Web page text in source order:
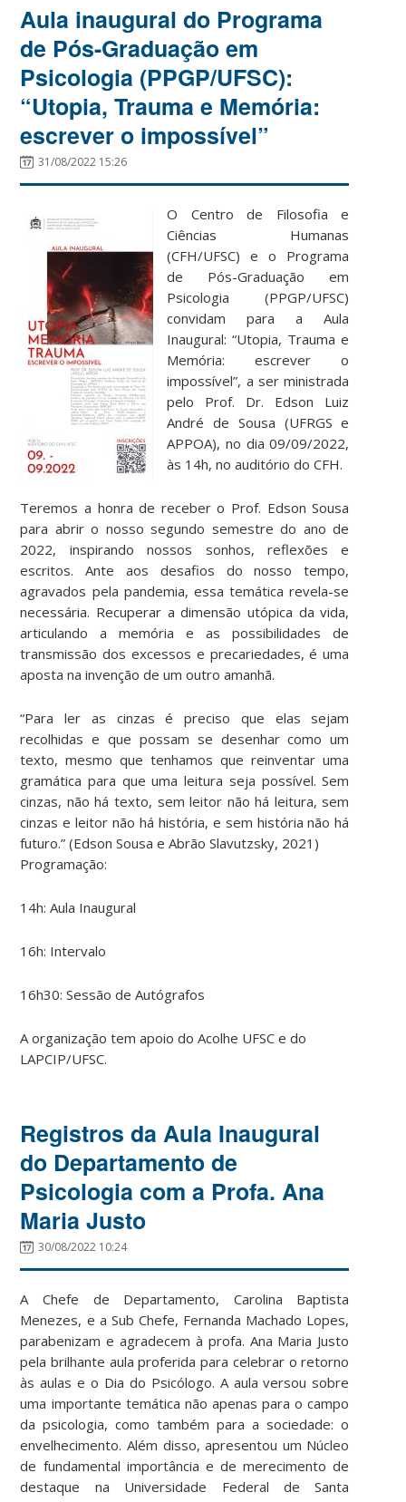
Aula inaugural do Programa
de Pós-Graduação em
Psicologia (PPGP/UFSC):
“Utopia, Trauma e Memória:
escrever o impossível”
31/08/2022 15:26
O Centro de Filosofia e
Ciências Humanas
(CFH/UFSC) e o Programa
de Pós-Graduação em
Psicologia (PPGP/UFSC)
convidam para a Aula
Inaugural: “Utopia, Trauma e
Memória: escrever o
impossível”, a ser ministrada
pelo Prof. Dr. Edson Luiz
André de Sousa (UFRGS e
APPOA), no dia 09/09/2022,
às 14h, no auditório do CFH.
Teremos a honra de receber o Prof. Edson Sousa
para abrir o nosso segundo semestre do ano de
2022, inspirando nossos sonhos, reflexões e
escritos. Ante aos desafios do nosso tempo,
agravados pela pandemia, essa temática revela-se
necessária. Recuperar a dimensão utópica da vida,
articulando a memória e as possibilidades de
transmissão dos excessos e precariedades, é uma
aposta na invenção de um outro amanhã.
“Para ler as cinzas é preciso que elas sejam
recolhidas e que possam se desenhar como um
texto, mesmo que tenhamos que reinventar uma
gramática para que uma leitura seja possível. Sem
cinzas, não há texto, sem leitor não há leitura, sem
cinzas e leitor não há história, e sem história não há
futuro.” (Edson Sousa e Abrão Slavutzsky, 2021)
Programação:
14h: Aula Inaugural
16h: Intervalo
16h30: Sessão de Autógrafos
A organização tem apoio do Acolhe UFSC e do
LAPCIP/UFSC.
Registros da Aula Inaugural
do Departamento de
Psicologia com a Profa. Ana
Maria Justo
30/08/2022 10:24
A Chefe de Departamento, Carolina Baptista
Menezes, e a Sub Chefe, Fernanda Machado Lopes,
parabenizam e agradecem à profa. Ana Maria Justo
pela brilhante aula proferida para celebrar o retorno
às aulas e o Dia do Psicólogo. A aula versou sobre
uma importante temática não apenas para o campo
da psicologia, como também para a sociedade: o
envelhecimento. Além disso, apresentou um Núcleo
de fundamental importância e de merecimento de
destaque na Universidade Federal de Santa